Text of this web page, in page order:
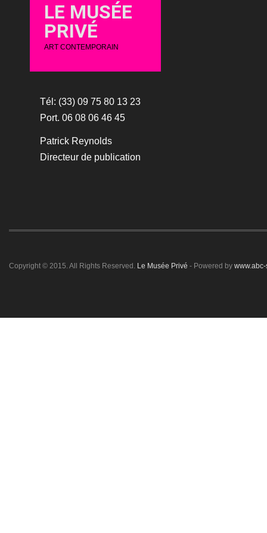
LE MUSÉE
PRIVÉ
ART CONTEMPORAIN
Tél: (33) 09 75 80 13 23
Port. 06 08 06 46 45
Patrick Reynolds
Directeur de publication
Copyright © 2015. All Rights Reserved. Le Musée Privé - Powered by